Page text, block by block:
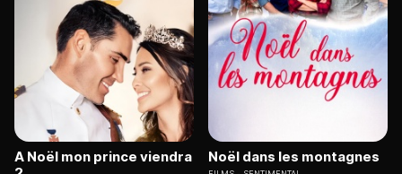
A Noël mon prince viendra
Noël dans les montagnes